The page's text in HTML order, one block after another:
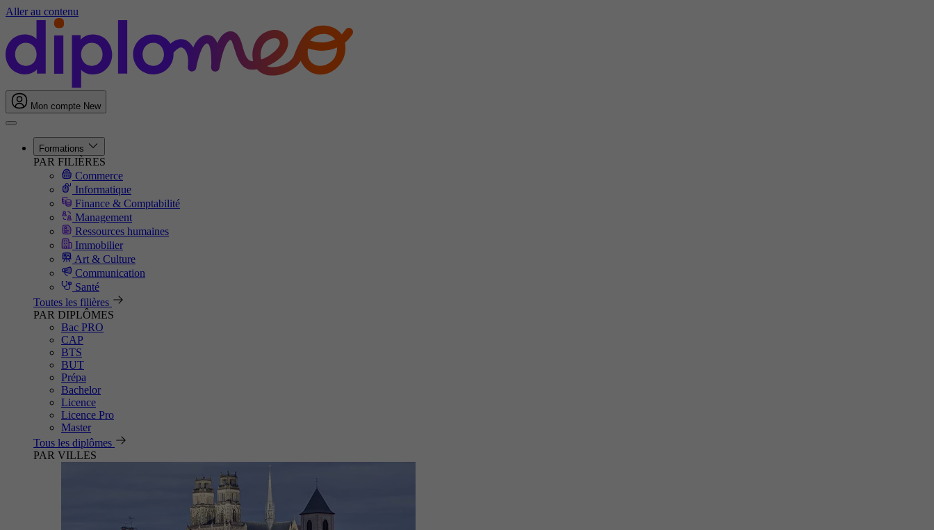
Aller au contenu
Mon compte New
Formations
PAR FILIÈRES
Commerce
Informatique
Finance & Comptabilité
Management
Ressources humaines
Immobilier
Art & Culture
Communication
Santé
Toutes les filières
PAR DIPLÔMES
Bac PRO
CAP
BTS
BUT
Prépa
Bachelor
Licence
Licence Pro
Master
Tous les diplômes
PAR VILLES